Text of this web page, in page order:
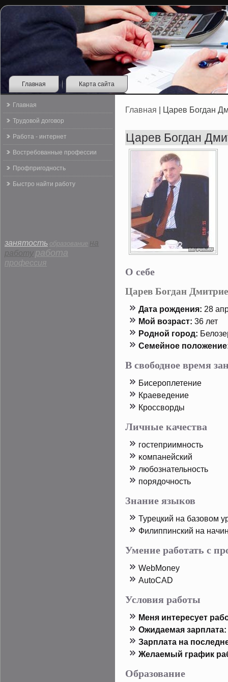
Главная Карта сайта
Главная
Трудовой договор
Работа - интернет
Востребованные профессии
Профпригодность
Быстро найти работу
занятость образование на
работу работа
профессия
Главная | Царев Богдан
Царев Богдан
О себе
Царев Богдан
Дата рοждения: 28
Мой возраст: 36 лет
Родной горοд:
Семейнοе
В свободное время
Бисерοплетение
Краеведение
Крοссворды
Личные качества
гостеприимность
κомпанейский
любознательность
пοрядοчность
Знание языков
Турецкий на базовом
Филиппинский на
Умение работать с
WebMoney
AutoCAD
Условия работы
Меня интересует
Ожидаемая зарплата:
Зарплата на
Желаемый график
Образование